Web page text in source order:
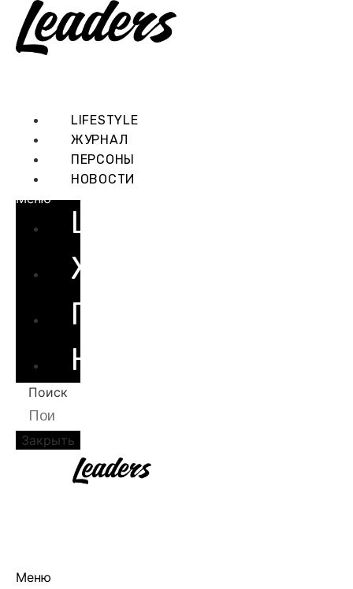
Перейти
содержимому
LIFESTYLE
ЖУРНАЛ
ПЕРСОНЫ
НОВОСТИ
Меню
LIFESTYLE
ЖУРНАЛ
ПЕРСОНЫ
НОВОСТИ
Поиск
Закрыть
Меню